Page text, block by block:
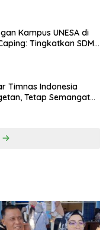
Kampus UNESA di
Tingkatkan SDM
Timnas Indonesia
Tetap Semangat